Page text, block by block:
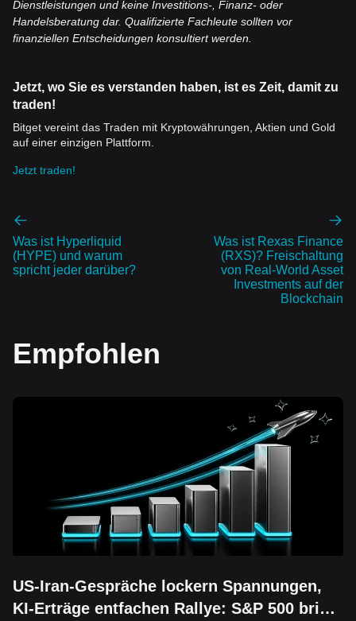
Dienstleistungen und keine Investitions-, Finanz- oder
Handelsberatung dar. Qualifizierte Fachleute sollten vor
finanziellen Entscheidungen konsultiert werden.
Jetzt, wo Sie es verstanden haben, ist es Zeit, damit zu
traden!
Bitget vereint das Traden mit Kryptowährungen, Aktien und Gold
auf einer einzigen Plattform.
Jetzt traden!
Was ist Hyperliquid
(HYPE) und warum
spricht jeder darüber?
Was ist Rexas Finance
(RXS)? Freischaltung
von Real-World Asset
Investments auf der
Blockchain
Empfohlen
US-Iran-Gespräche lockern Spannungen,
KI-Erträge entfachen Rallye: S&P 500 bricht